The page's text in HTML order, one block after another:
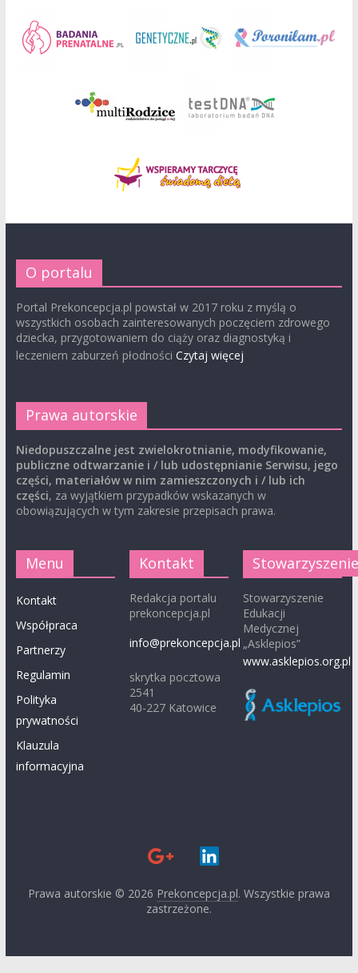
O portalu
Portal Prekoncepcja.pl powstał w 2017 roku z myślą o
wszystkich osobach zainteresowanych poczęciem zdrowego
dziecka, przygotowaniem do ciąży oraz diagnostyką i
leczeniem zaburzeń płodności Czytaj więcej
Prawa autorskie
Niedopuszczalne jest zwielokrotnianie, modyfikowanie,
publiczne odtwarzanie i / lub udostępnianie Serwisu, jego
części, materiałów w nim zamieszczonych i / lub ich
części, za wyjątkiem przypadków wskazanych w
obowiązujących w tym zakresie przepisach prawa.
Menu
Kontakt
Współpraca
Partnerzy
Regulamin
Polityka
prywatności
Klauzula
informacyjna
Kontakt
Redakcja portalu
prekoncepcja.pl
info@prekoncepcja.pl
skrytka pocztowa
2541
40-227 Katowice
Stowarzyszenie
Edukacji
Medycznej
„Asklepios”
www.asklepios.org.pl
Prawa autorskie © 2026 Prekoncepcja.pl. Wszystkie prawa
zastrzeżone.